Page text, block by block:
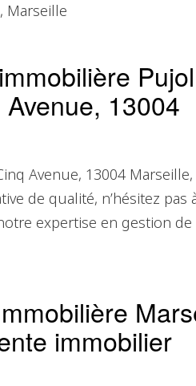
Marseille
13004
Avenue, 13004
de qualité, n’hésitez pas
expertise en gestion
immobilier